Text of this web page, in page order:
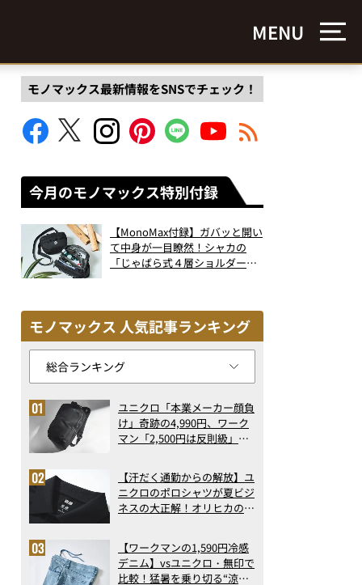
MENU
モノマックス最新情報をSNSでチェック！
今月のモノマックス特別付録
【MonoMax付録】ガバッと開い
て中身が一目瞭然！シャカの
「じゃばら式４層ショルダーバ
モノマックス 人気記事ランキング
ユニクロ「本業メーカー顔負
け」奇跡の4,990円、ワーク
マン「2,500円は反則級」凄
ト3】（2026年6月版）
【汗だく通勤からの解放】ユ
ニクロのポロシャツが夏ビジ
ネスの大正解！オリヒカの透
アの実力
【ワークマンの1,590円冷感
デニム】vsユニクロ・無印で
比較！猛暑を乗り切る“涼感